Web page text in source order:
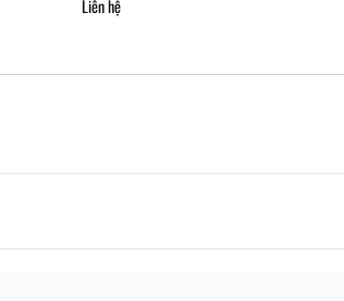
Liên hệ